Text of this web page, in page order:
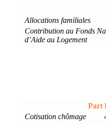
Allocations familiales
Contribution au Fonds
d’Aide au Logement
Part
Cotisation chômage